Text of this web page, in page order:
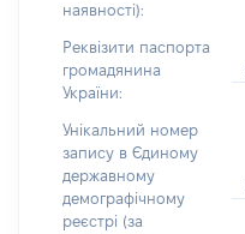
наявності):
Реквізити паспорта
громадянина
України:
Унікальний номер
запису в Єдиному
державному
демографічному
реєстрі (за